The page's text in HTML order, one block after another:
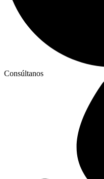
Consúltanos